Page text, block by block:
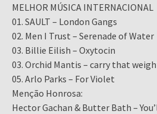
MELHOR MÚSICA INTERNACIONAL
01. SAULT – London Gangs
02. Men I Trust – Serenade of Water
03. Billie Eilish – Oxytocin
03. Orchid Mantis – carry that
05. Arlo Parks – For Violet
Menção Honrosa:
Hector Gachan & Butter Bath –